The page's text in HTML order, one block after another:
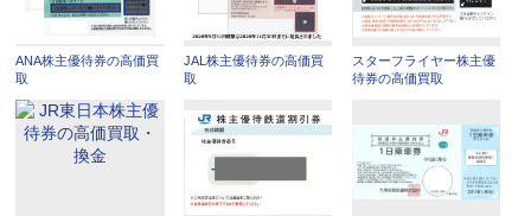
ANA株主優待券の高価買
取
JAL株主優待券の高価買
取
スターフライヤー株主優
待券の高価買取